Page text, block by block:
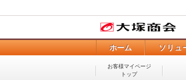
ホーム ソリュ
お客様マイページ
トップ